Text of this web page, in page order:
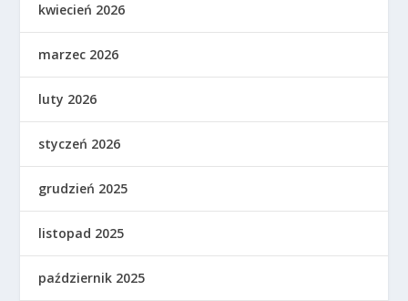
kwiecień 2026
marzec 2026
luty 2026
styczeń 2026
grudzień 2025
listopad 2025
październik 2025